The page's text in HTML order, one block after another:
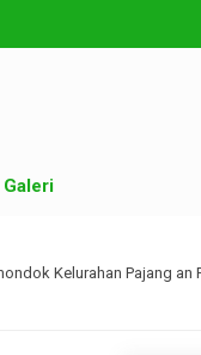
Galeri
Kelurahan Pajang an